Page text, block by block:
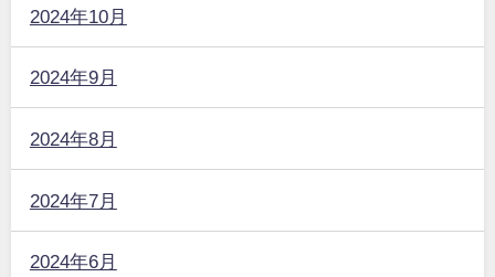
2024年10月
2024年9月
2024年8月
2024年7月
2024年6月